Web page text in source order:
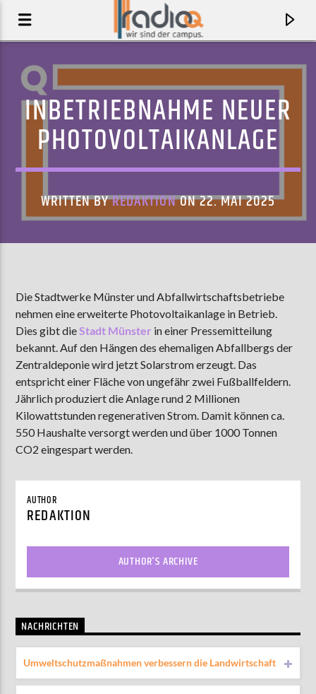
LET'S GET WET
SOCALLED
AKTUELLE SENDUNG
MOEBIUS
00:00 09:00
INBETRIEBNAHME NEUER
PHOTOVOLTAIKANLAGE
WRITTEN BYREDAKTIONON 22. MAI 2025
Die Stadtwerke Münster und Abfallwirtschaftsbetriebe
nehmen eine erweiterte Photovoltaikanlage in Betrieb.
Dies gibt dieStadt Münster in einer Pressemitteilung
bekannt. Auf den Hängen des ehemaligen Abfallbergs der
Zentraldeponie wird jetzt Solarstrom erzeugt. Das
entspricht einer Fläche von ungefähr zwei Fußballfeldern.
Jährlich produziert die Anlage rund 2 Millionen
Kilowattstunden regenerativen Strom. Damit können ca.
550 Haushalte versorgt werden und über 1000 Tonnen
CO2 eingespart werden.
AUTHOR
REDAKTION
AUTHOR'S ARCHIVE
NACHRICHTEN
Umweltschutzmaßnahmen verbessern die Landwirtschaft